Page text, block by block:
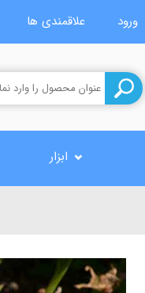
علاقمندی ها ورود
ابزار